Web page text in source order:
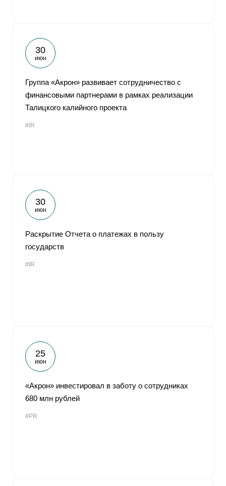
30
июн
Группа «Акрон» развивает сотрудничество с
финансовыми партнерами в рамках реализации
Талицкого калийного проекта
#IR
30
июн
Раскрытие Отчета о платежах в пользу
государств
#IR
25
июн
«Акрон» инвестировал в заботу о сотрудниках
680 млн рублей
#PR